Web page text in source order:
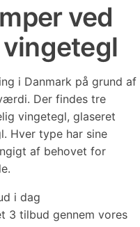
ved
i Danmark på grund af
Der findes tre
vingetegl, glaseret
Hver type har sine
af behovet for
i dag
3 tilbud gennem vores